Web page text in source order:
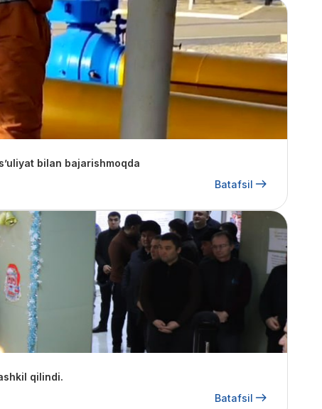
bilan bajarishmoqda
Batafsil
qilindi.
Batafsil